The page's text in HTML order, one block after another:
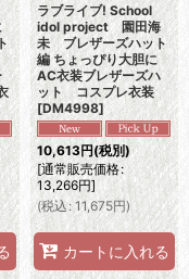
ラブライブ! School
idol project 園田海
未 ブレザーズハット
編 ちょっぴり大胆に
AC衣装ブレザーズハ
ット コスプレ衣装
[DM4998]
10,613円(税別)
[通常販売価格:
13,266円]
(税込: 11,675円)
カートに入れる